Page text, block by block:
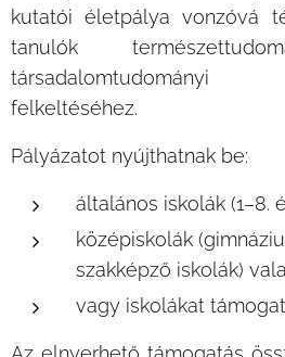
kutatói életpálya vonzóvá
tanulók
társadalomtudományi
felkeltéséhez.
Pályázatot nyújthatnak be:
általános iskolák (1–8.
középiskolák
szakképző iskolák)
vagy iskolákat